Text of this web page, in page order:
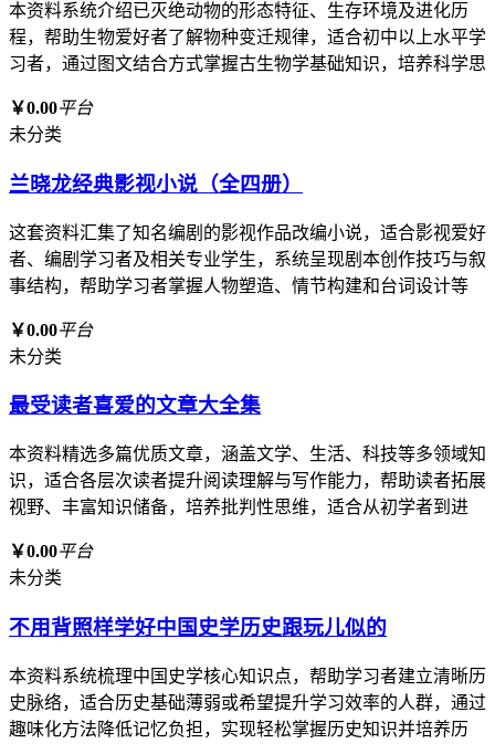
本资料系统介绍已灭绝动物的形态特征、生存环境及进化历
程，帮助生物爱好者了解物种变迁规律，适合初中以上水平学
习者，通过图文结合方式掌握古生物学基础知识，培养科学思
￥0.00平台
未分类
兰晓龙经典影视小说（全四册）
这套资料汇集了知名编剧的影视作品改编小说，适合影视爱好
者、编剧学习者及相关专业学生，系统呈现剧本创作技巧与叙
事结构，帮助学习者掌握人物塑造、情节构建和台词设计等
￥0.00平台
未分类
最受读者喜爱的文章大全集
本资料精选多篇优质文章，涵盖文学、生活、科技等多领域知
识，适合各层次读者提升阅读理解与写作能力，帮助读者拓展
视野、丰富知识储备，培养批判性思维，适合从初学者到进
￥0.00平台
未分类
不用背照样学好中国史学历史跟玩儿似的
本资料系统梳理中国史学核心知识点，帮助学习者建立清晰历
史脉络，适合历史基础薄弱或希望提升学习效率的人群，通过
趣味化方法降低记忆负担，实现轻松掌握历史知识并培养历